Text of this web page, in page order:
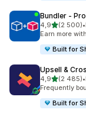
Bundler ‑
4,9z 5 hvězd
(2 500)
Celkový •
Earn more
Built for
Upsell &
4,9z 5 hvězd
(2 485)
Celkový •
Frequently
Built for